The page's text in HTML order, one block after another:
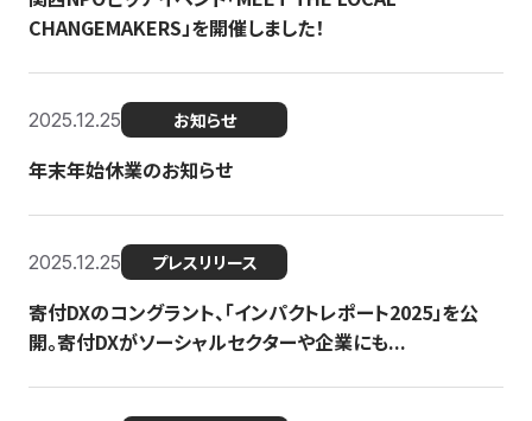
CHANGEMAKERS」を開催しました！
2025.12.25 お知らせ
年末年始休業のお知らせ
2025.12.25 プレスリリース
寄付DXのコングラント、「インパクトレポート2025」を公
開。寄付DXがソーシャルセクターや企業にも...